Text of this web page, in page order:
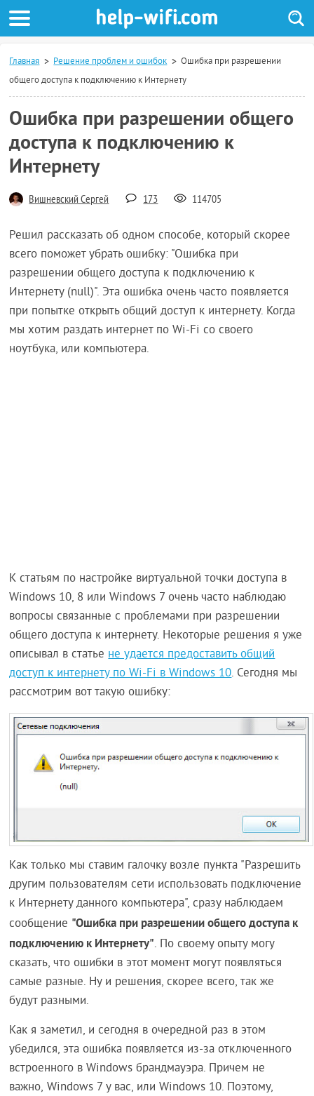
Главная Решение проблем и ошибок
Ошибка при разрешении
общего доступа к подключению к Интернету
Ошибка при разрешении общего
доступа к подключению к
Интернету
Вишневский Сергей 173 114705
Решил рассказать об одном способе, который скорее
всего поможет убрать ошибку: "Ошибка при
разрешении общего доступа к подключению к
Интернету (null)". Эта ошибка очень часто появляется
при попытке открыть общий доступ к интернету. Когда
мы хотим раздать интернет по Wi-Fi со своего
ноутбука, или компьютера.
К статьям по настройке виртуальной точки доступа в
Windows 10, 8 или Windows 7 очень часто наблюдаю
вопросы связанные с проблемами при разрешении
общего доступа к интернету. Некоторые решения я уже
описывал в статьене удается предоставить общий
доступ к интернету по Wi-Fi в Windows 10. Сегодня мы
рассмотрим вот такую ошибку:
Как только мы ставим галочку возле пункта "Разрешить
другим пользователям сети использовать подключение
к Интернету данного компьютера", сразу наблюдаем
сообщение "Ошибка при разрешении общего доступа к
подключению к Интернету". По своему опыту могу
сказать, что ошибки в этот момент могут появляться
самые разные. Ну и решения, скорее всего, так же
будут разными.
Как я заметил, и сегодня в очередной раз в этом
убедился, эта ошибка появляется из-за отключенного
встроенного в Windows брандмауэра. Причем не
важно, Windows 7 у вас, или Windows 10. Поэтому,